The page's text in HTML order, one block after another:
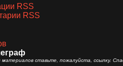
RSS
RSS
материалов ставьте, пожалуйста, ссылку.